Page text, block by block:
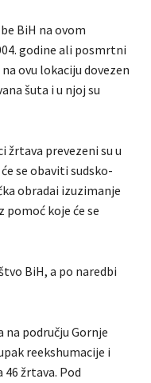
BiH na ovom
godine ali posmrtni
ovu lokaciju dovezen
šuta i u njoj su
žrtava prevezeni su u
se obaviti sudsko-
obradai izuzimanje
pomoć koje će se
BiH, a po naredbi
području Gornje
reekshumacije i
žrtava. Pod